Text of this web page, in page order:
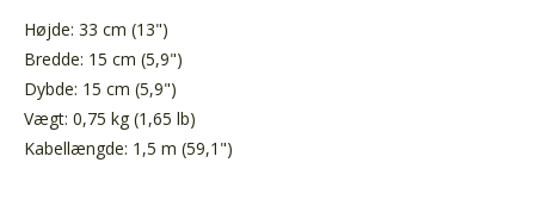
Højde: 33 cm (13")
Bredde: 15 cm (5,9")
Dybde: 15 cm (5,9")
Vægt: 0,75 kg (1,65 lb)
Kabellængde: 1,5 m (59,1")